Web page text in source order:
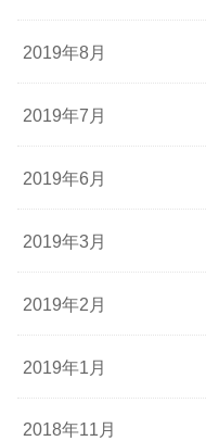
2019年8月
2019年7月
2019年6月
2019年3月
2019年2月
2019年1月
2018年11月